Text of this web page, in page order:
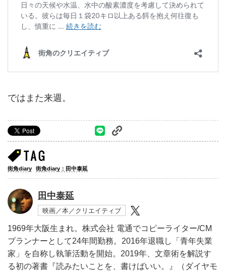
ではまた来週。
街角diary 街角diary：田中泰延
田中泰延
映画／本／クリエイティブ
1969年大阪生まれ。株式会社 電通でコピーライター/CM
プランナーとして24年間勤務。2016年退職し「青年失業
家」を自称し執筆活動を開始。2019年、文章術を解説す
る初の著書『読みたいことを、書けばいい。』（ダイヤモ